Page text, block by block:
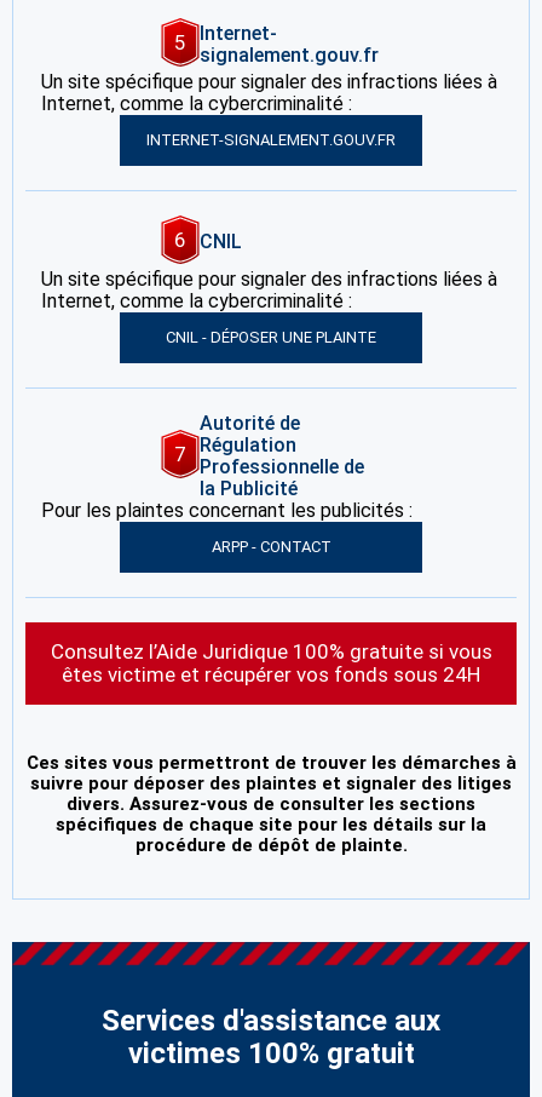
5
Internet-
signalement.gouv.fr
Un site spécifique pour signaler des infractions liées à
Internet, comme la cybercriminalité :
INTERNET-SIGNALEMENT.GOUV.FR
6
CNIL
Un site spécifique pour signaler des infractions liées à
Internet, comme la cybercriminalité :
CNIL - DÉPOSER UNE PLAINTE
7
Autorité de
Régulation
Professionnelle de
la Publicité
Pour les plaintes concernant les publicités :
ARPP - CONTACT
Consultez l’Aide Juridique 100% gratuite si vous
êtes victime et récupérer vos fonds sous 24H
Ces sites vous permettront de trouver les démarches à
suivre pour déposer des plaintes et signaler des litiges
divers. Assurez-vous de consulter les sections
spécifiques de chaque site pour les détails sur la
procédure de dépôt de plainte.
Services d'assistance aux
victimes 100% gratuit